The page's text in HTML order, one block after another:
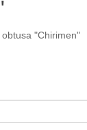
"Chirimen"